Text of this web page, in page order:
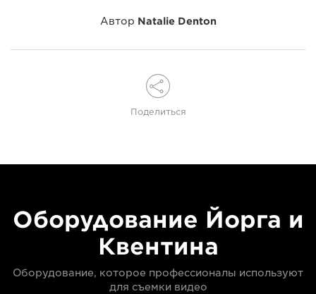
Автор Natalie Denton
Поделиться
Оборудование Йорга и
Квентина
Оборудование, которое профессионалы используют
для съемки видео